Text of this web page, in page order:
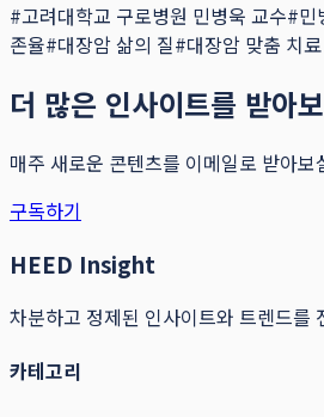
#고려대학교 구로병원 민병욱 교수#민
존율#대장암 삶의 질#대장암 맞춤 치료
더 많은 인사이트를 받아
매주 새로운 콘텐츠를 이메일로 받아보
구독하기
HEED Insight
차분하고 정제된 인사이트와 트렌드를
카테고리